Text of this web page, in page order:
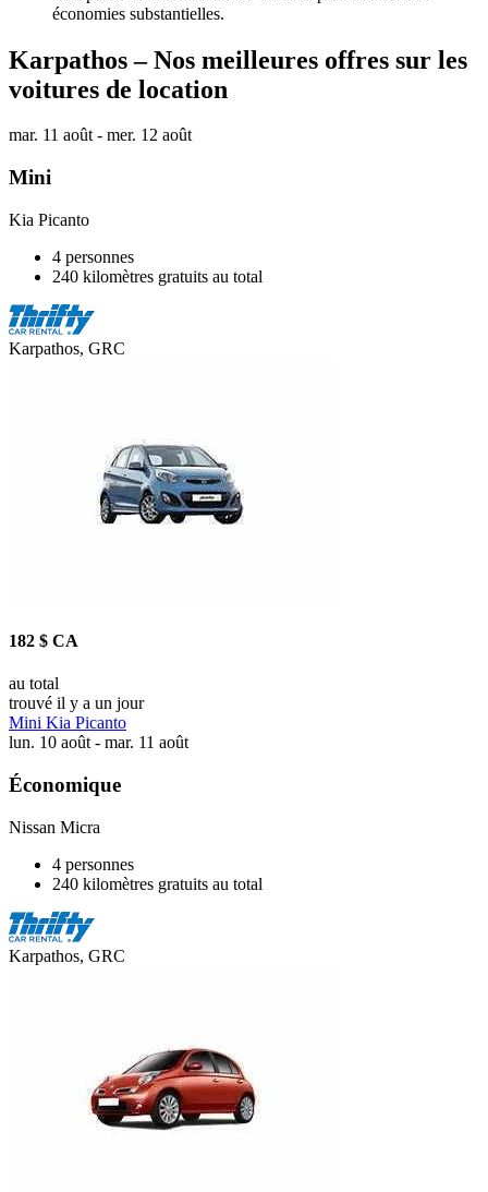
économies substantielles.
Karpathos – Nos meilleures offres sur les
voitures de location
mar. 11 août - mer. 12 août
Mini
Kia Picanto
4 personnes
240 kilomètres gratuits au total
Karpathos, GRC
182 $ CA
au total
trouvé il y a un jour
Mini Kia Picanto
lun. 10 août - mar. 11 août
Économique
Nissan Micra
4 personnes
240 kilomètres gratuits au total
Karpathos, GRC